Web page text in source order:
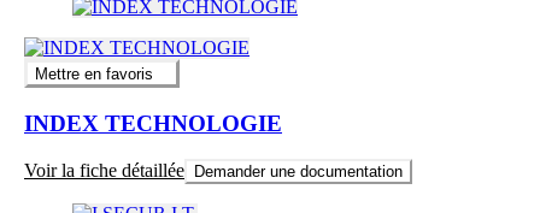
Mettre en favoris
INDEX TECHNOLOGIE
Voir la fiche détaillée Demander une documentation